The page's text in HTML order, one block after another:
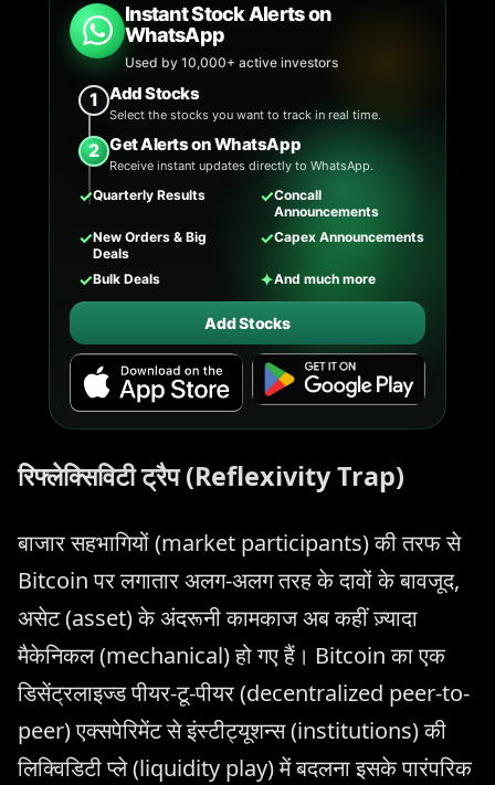
Instant Stock Alerts on
WhatsApp
Used by 10,000+ active investors
1 Add Stocks
Select the stocks you want to track in real time.
2 Get Alerts on WhatsApp
Receive instant updates directly to WhatsApp.
✓Quarterly Results ✓Concall
Announcements
✓New Orders & Big
Deals
✓Capex Announcements
✓Bulk Deals ✦And much more
Add Stocks
रिफ्लेक्सिविटी ट्रैप (Reflexivity Trap)
बाजार सहभागियों (market participants) की तरफ से
Bitcoin पर लगातार अलग-अलग तरह के दावों के बावजूद,
असेट (asset) के अंदरूनी कामकाज अब कहीं ज़्यादा
मैकेनिकल (mechanical) हो गए हैं। Bitcoin का एक
डिसेंट्रलाइज्ड पीयर-टू-पीयर (decentralized peer-to-
peer) एक्सपेरिमेंट से इंस्टीट्यूशन्स (institutions) की
लिक्विडिटी प्ले (liquidity play) में बदलना इसके पारंपरिक